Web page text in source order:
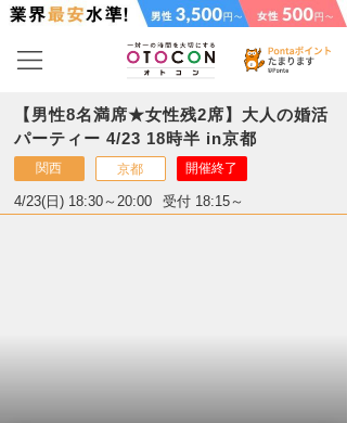
【男性8名満席★女性残2席】大人の婚活
パーティー 4/23 18時半 in京都
関西 京都 開催終了
4/23(日) 18:30～20:00 受付 18:15～